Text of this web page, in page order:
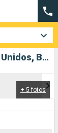
Cruzeiro Carnival Luminosa: Estados Unidos, Bahamas, México partindo de São Francisco
+ 5 fotos